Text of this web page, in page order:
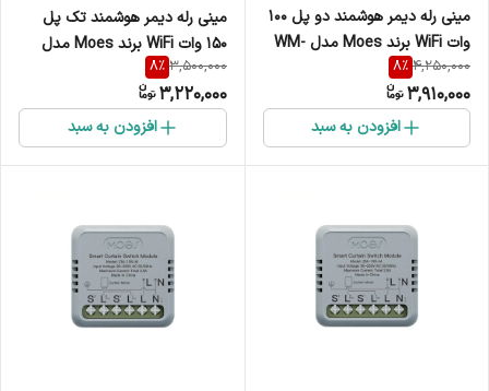
مینی رله دیمر هوشمند دو پل 100
وات WiFi برند Moes مدل WM-
105B-M
4,250,000
8%
3,910,000
افزودن به سبد
مینی رله دیمر هوشمند تک پل
150 وات WiFi برند Moes مدل
WM-105-M
3,500,000
8%
3,220,000
افزودن به سبد